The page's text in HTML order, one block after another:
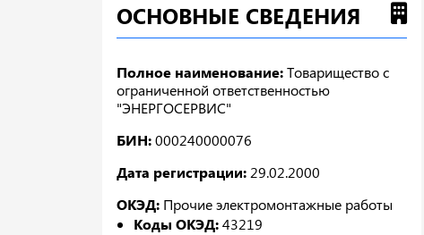
ОСНОВНЫЕ СВЕДЕНИЯ
Полное наименование:Товарищество с
ограниченной ответственностью
"ЭНЕРГОСЕРВИС"
БИН:000240000076
Дата регистрации: 29.02.2000
ОКЭД: Прочие электромонтажные работы
Коды ОКЭД:43219